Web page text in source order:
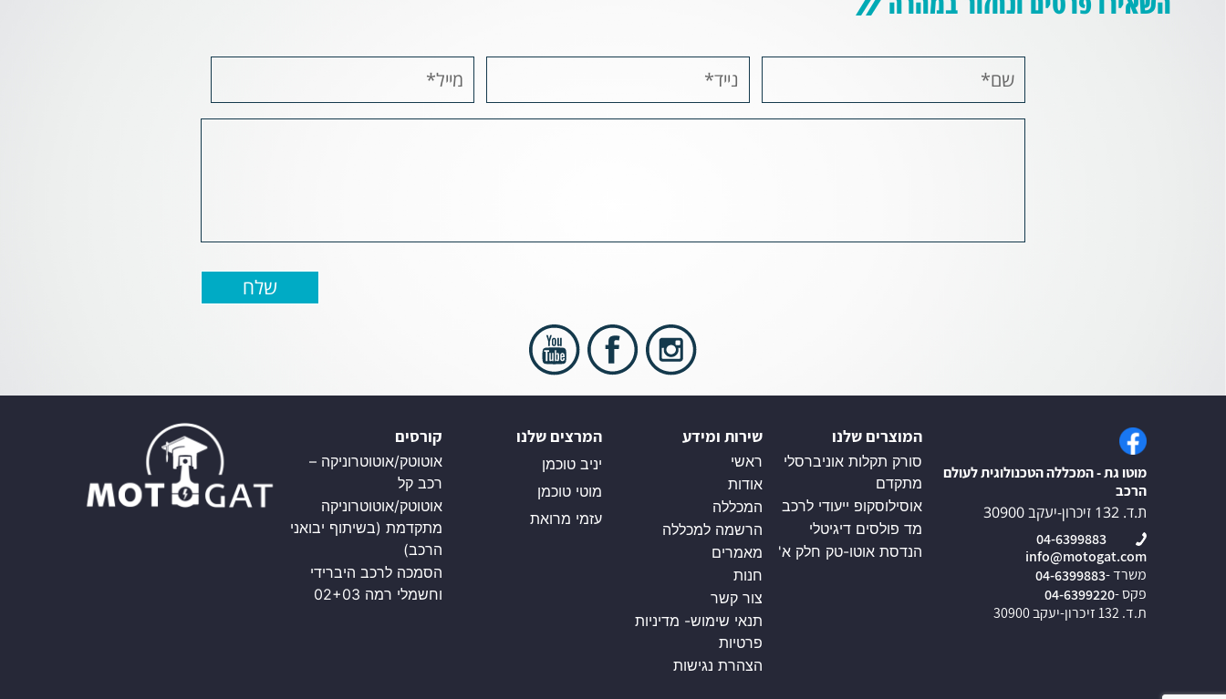
מוטו גת - המכללה הטכנולוגית לעולם
הרכב
ת.ד. 132 זיכרון-יעקב 30900
04-6399883
info@motogat.com
משרד -04-6399883
פקס -04-6399220
ת.ד. 132 זיכרון-יעקב 30900
המוצרים שלנו
סורק תקלות אוניברסלי
מתקדם
אוסילוסקופ ייעודי לרכב
מד פולסים דיגיטלי
הנדסת אוטו-טק חלק א'
שירות ומידע
ראשי
אודות
המכללה
הרשמה למכללה
מאמרים
חנות
צור קשר
תנאי שימוש- מדיניות
פרטיות
הצהרת נגישות
המרצים שלנו
יניב טוכמן
מוטי טוכמן
עזמי מרואת
קורסים
אוטוטק/אוטוטרוניקה –
רכב קל
אוטוטק/אוטוטרוניקה
מתקדמת (בשיתוף יבואני
הרכב)
הסמכה לרכב היברידי
וחשמלי רמה 02+03